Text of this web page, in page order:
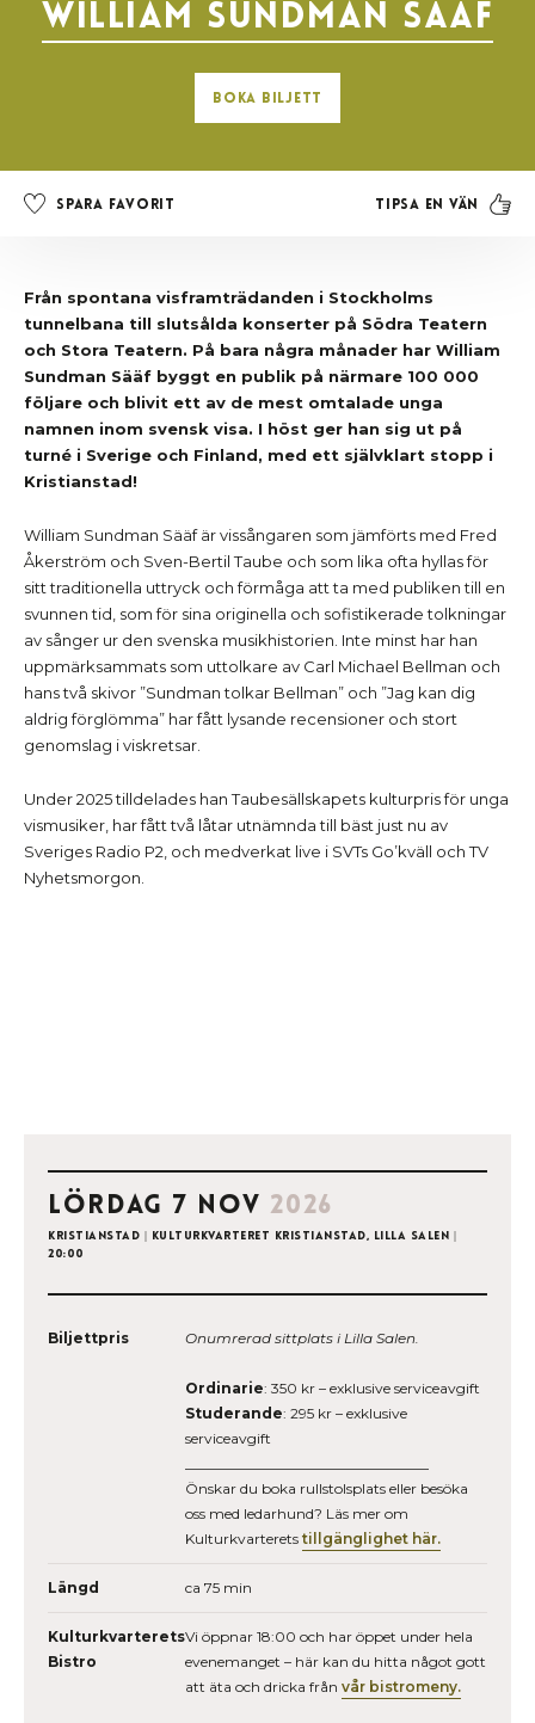
William Sundman Sääf
Boka Biljett
Spara favorit Tipsa en vän
Från spontana visframträdanden i Stockholms
tunnelbana till slutsålda konserter på Södra Teatern
och Stora Teatern. På bara några månader har William
Sundman Sääf byggt en publik på närmare 100 000
följare och blivit ett av de mest omtalade unga
namnen inom svensk visa. I höst ger han sig ut på
turné i Sverige och Finland, med ett självklart stopp i
Kristianstad!
William Sundman Sääf är vissångaren som jämförts med Fred
Åkerström och Sven-Bertil Taube och som lika ofta hyllas för
sitt traditionella uttryck och förmåga att ta med publiken till en
svunnen tid, som för sina originella och sofistikerade tolkningar
av sånger ur den svenska musikhistorien. Inte minst har han
uppmärksammats som uttolkare av Carl Michael Bellman och
hans två skivor ”Sundman tolkar Bellman” och ”Jag kan dig
aldrig förglömma” har fått lysande recensioner och stort
genomslag i viskretsar.
Under 2025 tilldelades han Taubesällskapets kulturpris för unga
vismusiker, har fått två låtar utnämnda till bäst just nu av
Sveriges Radio P2, och medverkat live i SVTs Go’kväll och TV
Nyhetsmorgon.
lördag 7 nov 2026
Kristianstad | Kulturkvarteret Kristianstad, Lilla salen |
20:00
Biljettpris Onumrerad sittplats i Lilla Salen.
Ordinarie: 350 kr – exklusive serviceavgift
Studerande: 295 kr – exklusive
serviceavgift
Önskar du boka rullstolsplats eller besöka
oss med ledarhund? Läs mer om
Kulturkvarterets tillgänglighet här.
Längd ca 75 min
Kulturkvarterets
Bistro
Vi öppnar 18:00 och har öppet under hela
evenemanget – här kan du hitta något gott
att äta och dricka från vår bistromeny.